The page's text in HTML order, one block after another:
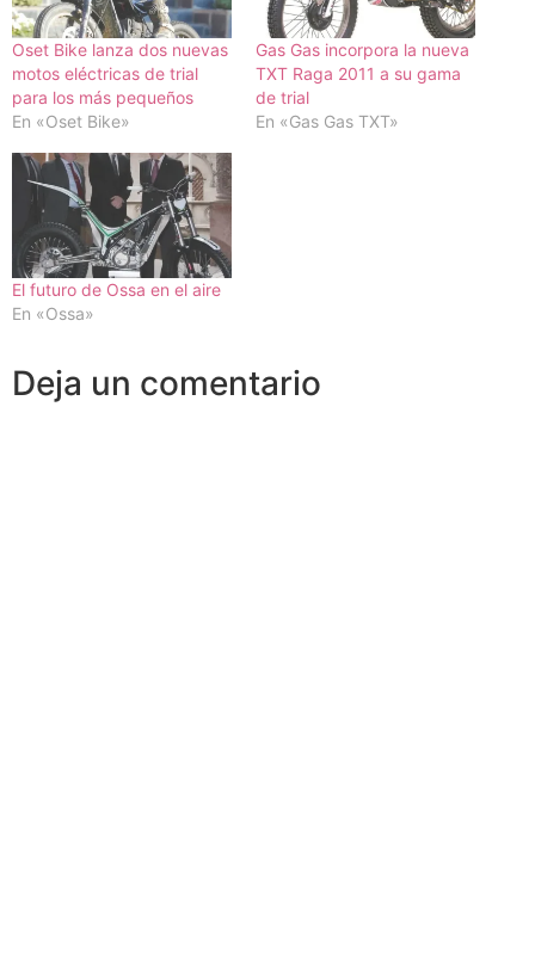
Oset Bike lanza dos nuevas
motos eléctricas de trial
para los más pequeños
En «Oset Bike»
Gas Gas incorpora la nueva
TXT Raga 2011 a su gama
de trial
En «Gas Gas TXT»
El futuro de Ossa en el aire
En «Ossa»
Deja un comentario